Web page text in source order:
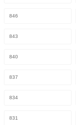
846
843
840
837
834
831